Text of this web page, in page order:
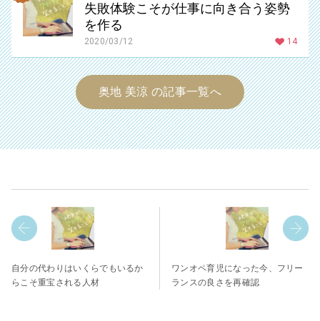
失敗体験こそが仕事に向き合う姿勢
を作る
2020/03/12 14
奥地 美涼 の記事一覧へ
自分の代わりはいくらでもいるか
らこそ重宝される人材
ワンオペ育児になった今、フリー
ランスの良さを再確認